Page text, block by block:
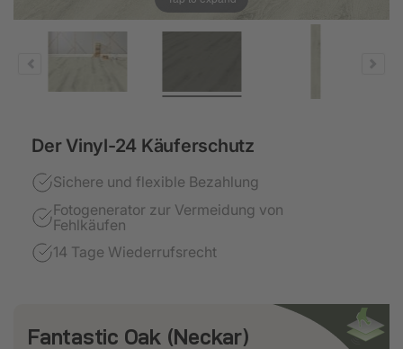
Der Vinyl-24 Käuferschutz
Sichere und flexible Bezahlung
Fotogenerator zur Vermeidung von
Fehlkäufen
14 Tage Wiederrufsrecht
Fantastic Oak (Neckar)